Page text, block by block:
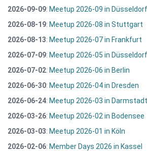
2026-09-09: Meetup 2026-09 in Düsseldorf
2026-08-19: Meetup 2026-08 in Stuttgart
2026-08-13: Meetup 2026-07 in Frankfurt
2026-07-09: Meetup 2026-05 in Düsseldorf
2026-07-02: Meetup 2026-06 in Berlin
2026-06-30: Meetup 2026-04 in Dresden
2026-06-24: Meetup 2026-03 in Darmstadt
2026-03-26: Meetup 2026-02 in Bodensee
2026-03-03: Meetup 2026-01 in Köln
2026-02-06: Member Days 2026 in Kassel